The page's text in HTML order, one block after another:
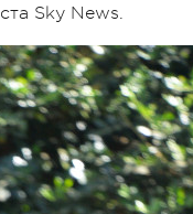
Sky News.